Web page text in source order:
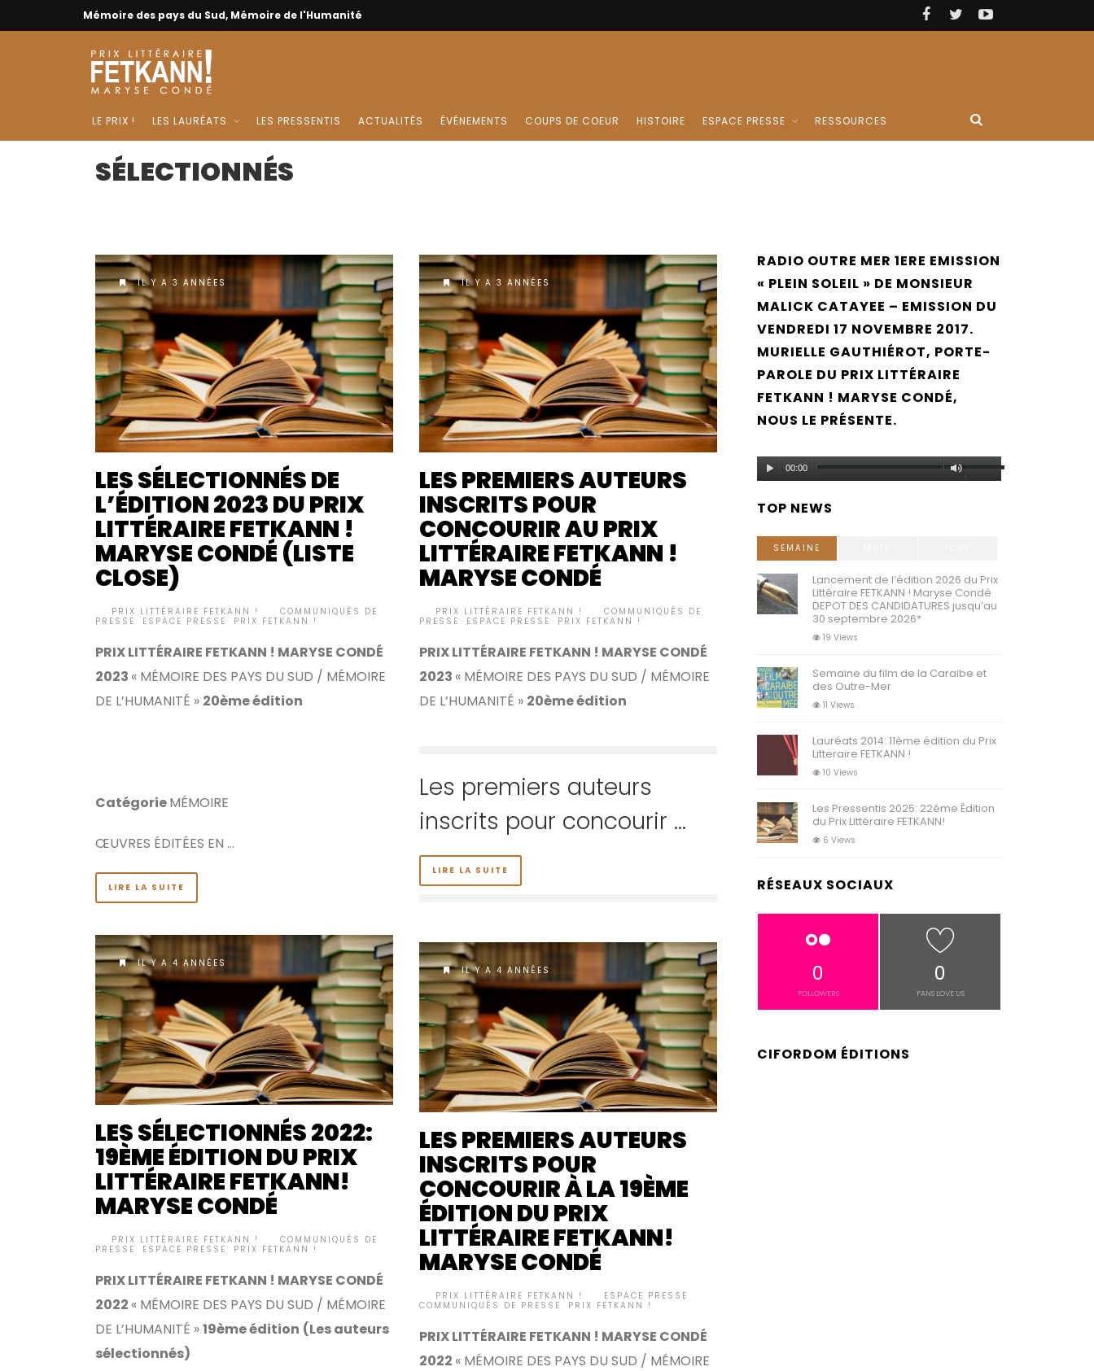
Mémoire des pays du Sud, Mémoire de l'Humanité
LE PRIX ! LES LAURÉATS LES PRESSENTIS ACTUALITÉS ÉVÉNEMENTS COUPS DE COEUR HISTOIRE ESPACE PRESSE RESSOURCES
SÉLECTIONNÉS
IL Y A 3 ANNÉES
LES SÉLECTIONNÉS DE
L’ÉDITION 2023 DU PRIX
LITTÉRAIRE FETKANN !
MARYSE CONDÉ (LISTE
CLOSE)
PRIX LITTÉRAIRE FETKANN !
COMMUNIQUÉS DE
PRESSE
ESPACE PRESSE PRIX FETKANN !
PRIX LITTÉRAIRE FETKANN ! MARYSE CONDÉ
2023 « MÉMOIRE DES PAYS DU SUD / MÉMOIRE
DE L’HUMANITÉ » 20ème édition
CatégorieMÉMOIRE
ŒUVRES ÉDITÉES EN …
LIRE LA SUITE
IL Y A 3 ANNÉES
LES PREMIERS AUTEURS
INSCRITS POUR
CONCOURIR AU PRIX
LITTÉRAIRE FETKANN !
MARYSE CONDÉ
PRIX LITTÉRAIRE FETKANN !
COMMUNIQUÉS DE
PRESSE
ESPACE PRESSE PRIX FETKANN !
PRIX LITTÉRAIRE FETKANN ! MARYSE CONDÉ
2023 « MÉMOIRE DES PAYS DU SUD / MÉMOIRE
DE L’HUMANITÉ » 20ème édition
Les premiers auteurs
inscrits pour concourir …
LIRE LA SUITE
IL Y A 4 ANNÉES
LES SÉLECTIONNÉS 2022:
19ÈME ÉDITION DU PRIX
LITTÉRAIRE FETKANN!
MARYSE CONDÉ
PRIX LITTÉRAIRE FETKANN !
COMMUNIQUÉS DE
PRESSE
ESPACE PRESSE PRIX FETKANN !
PRIX LITTÉRAIRE FETKANN ! MARYSE CONDÉ
2022 « MÉMOIRE DES PAYS DU SUD / MÉMOIRE
DE L’HUMANITÉ »19ème édition (Les auteurs
sélectionnés)
IL Y A 4 ANNÉES
LES PREMIERS AUTEURS
INSCRITS POUR
CONCOURIR À LA 19ÈME
ÉDITION DU PRIX
LITTÉRAIRE FETKANN!
MARYSE CONDÉ
PRIX LITTÉRAIRE FETKANN ! ESPACE PRESSE
COMMUNIQUÉS DE PRESSE
PRIX FETKANN !
PRIX LITTÉRAIRE FETKANN ! MARYSE CONDÉ
2022 « MÉMOIRE DES PAYS DU SUD / MÉMOIRE
RADIO OUTRE MER 1ERE EMISSION
« PLEIN SOLEIL » DE MONSIEUR
MALICK CATAYEE – EMISSION DU
VENDREDI 17 NOVEMBRE 2017.
MURIELLE GAUTHIÉROT, PORTE-
PAROLE DU PRIX LITTÉRAIRE
FETKANN ! MARYSE CONDÉ,
NOUS LE PRÉSENTE.
Lecteur
00:00
Utilisez
augmenter
le
TOP NEWS
SEMAINE
Lancement de l’édition 2026 du Prix
Littéraire FETKANN ! Maryse Condé
DEPOT DES CANDIDATURES jusqu’au
30 septembre 2026*
19 Views
Semaine du film de la Caraibe et
des Outre-Mer
11 Views
Lauréats 2014: 11ème édition du Prix
Litteraire FETKANN !
10 Views
Les Pressentis 2025: 22ème Édition
du Prix Littéraire FETKANN!
6 Views
RÉSEAUX SOCIAUX
0
FOLLOWERS
0
FANS LOVE US
CIFORDOM ÉDITIONS